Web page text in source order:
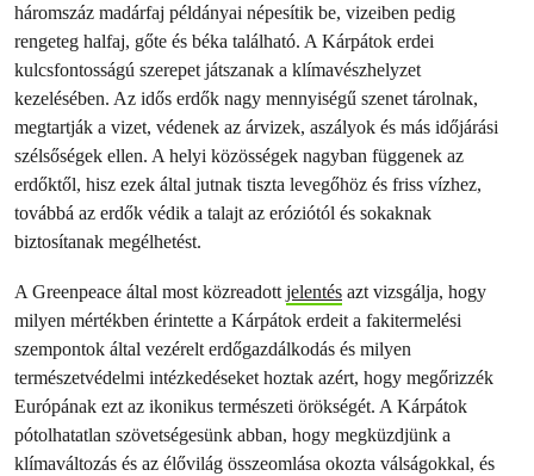
háromszáz madárfaj példányai népesítik be, vizeiben pedig
rengeteg halfaj, gőte és béka található. A Kárpátok erdei
kulcsfontosságú szerepet játszanak a klímavészhelyzet
kezelésében. Az idős erdők nagy mennyiségű szenet tárolnak,
megtartják a vizet, védenek az árvizek, aszályok és más időjárási
szélsőségek ellen. A helyi közösségek nagyban függenek az
erdőktől, hisz ezek által jutnak tiszta levegőhöz és friss vízhez,
továbbá az erdők védik a talajt az eróziótól és sokaknak
biztosítanak megélhetést.
A Greenpeace által most közreadottjelentés azt vizsgálja, hogy
milyen mértékben érintette a Kárpátok erdeit a fakitermelési
szempontok által vezérelt erdőgazdálkodás és milyen
természetvédelmi intézkedéseket hoztak azért, hogy megőrizzék
Európának ezt az ikonikus természeti örökségét. A Kárpátok
pótolhatatlan szövetségesünk abban, hogy megküzdjünk a
klímaváltozás és az élővilág összeomlása okozta válságokkal, és